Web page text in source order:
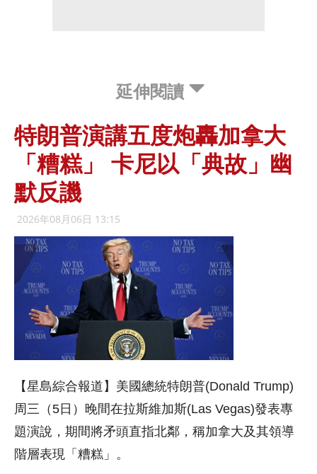
延伸閱讀
特朗普演講五度炮轟加拿大
「糟糕」 卡尼以「典故」幽
默反譏
2026年08月06日 13:15
【星島綜合報道】美國總統特朗普(Donald Trump)
周三（5日）晚間在拉斯維加斯(Las Vegas)發表專
題演說，期間將矛頭直指北鄰，稱加拿大及其領導
階層表現「糟糕」。